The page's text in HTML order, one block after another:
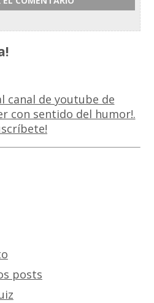
posts